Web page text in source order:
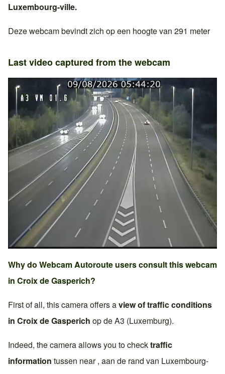
Luxembourg-ville.
Deze webcam bevindt zich op een hoogte van 291 meter
Last video captured from the webcam
Why do Webcam Autoroute users consult this webcam
in Croix de Gasperich?
First of all, this camera offers aview of traffic conditions
in Croix de Gasperich op deA3 (Luxemburg).
Indeed, the camera allows you to checktraffic
information tussen near , aan de rand van Luxembourg-